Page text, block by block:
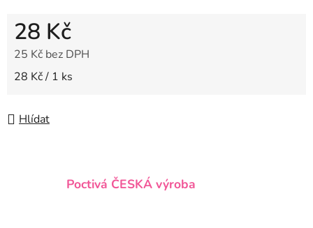
28 Kč
25 Kč bez DPH
Měrná cena:
28 Kč / 1 ks
Hlídat
Poctivá ČESKÁ výroba